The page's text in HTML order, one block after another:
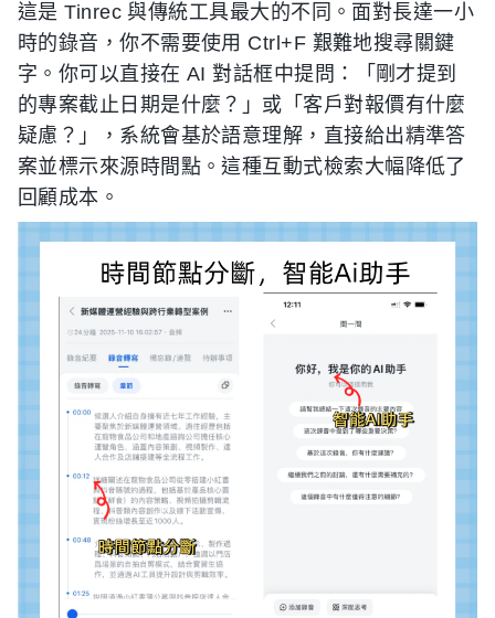
這是 Tinrec 與傳統工具最大的不同。面對長達一小
時的錄音，你不需要使用 Ctrl+F 艱難地搜尋關鍵
字。你可以直接在 AI 對話框中提問：「剛才提到
的專案截止日期是什麼？」或「客戶對報價有什麼
疑慮？」，系統會基於語意理解，直接給出精準答
案並標示來源時間點。這種互動式檢索大幅降低了
回顧成本。